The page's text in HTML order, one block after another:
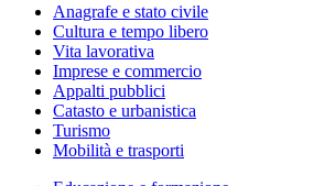
Anagrafe e stato civile
Cultura e tempo libero
Vita lavorativa
Imprese e commercio
Appalti pubblici
Catasto e urbanistica
Turismo
Mobilità e trasporti